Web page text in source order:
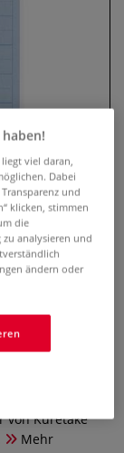
von Kuretake
Mehr
viel daran,
Dabei
und
klicken, stimmen
die
analysieren und
ändern oder